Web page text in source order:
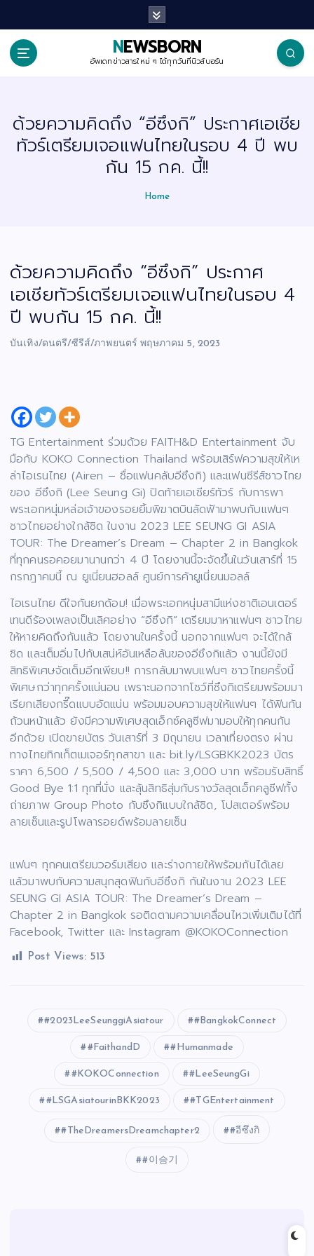
i
NEWSBORN
อัพเดทข่าวสารใหม่ ๆ ได้ทุกวันที่นิวส์บอร์น
ด้วยความคิดถึง “อีซึงกิ” ประกาศเอเชีย
ทัวร์เตรียมเจอแฟนไทยในรอบ 4 ปี พบ
กัน 15 กค. นี้!!
Home
ด้วยความคิดถึง “อีซึงกิ” ประกาศ
เอเชียทัวร์เตรียมเจอแฟนไทยในรอบ 4
ปี พบกัน 15 กค. นี้!!
บันเทิง/ดนตรี/ซีรีส์/ภาพยนตร์ พฤษภาคม 5, 2023
TG Entertainment ร่วมด้วย FAITH&D Entertainment จับ
มือกับ KOKO Connection Thailand พร้อมเสิร์ฟความสุขให้เห
ล่าไอเรนไทย (Airen – ชื่อแฟนคลับอีซึงกิ) และแฟนซีรีส์ชาวไทย
ของ อีซึงกิ (Lee Seung Gi) ปิดท้ายเอเชียร์ทัวร์ กับการพา
พระเอกหนุ่มหล่อเจ้าของรอยยิ้มพิฆาตบินลัดฟ้ามาพบกับแฟนๆ
ชาวไทยอย่างใกล้ชิด ในงาน 2023 LEE SEUNG GI ASIA
TOUR: The Dreamer’s Dream – Chapter 2 in Bangkok
ที่ทุกคนรอคอยมานานกว่า 4 ปี โดยงานนี้จะจัดขึ้นในวันเสาร์ที่ 15
กรกฎาคมนี้ ณ ยูเนี่ยนฮอลล์ ศูนย์การค้ายูเนี่ยนมอลล์
ไอเรนไทย ดีใจกันยกด้อม! เมื่อพระเอกหนุ่มสามีแห่งชาติเอนเตอร์
เทนดีร้องเพลงเป็นเลิศอย่าง “อีซึงกิ” เตรียมมาหาแฟนๆ ชาวไทย
ให้หายคิดถึงกันแล้ว โดยงานในครั้งนี้ นอกจากแฟนๆ จะได้ใกล้
ชิด และเต็มอิ่มไปกับเสน่ห์อันเหลือล้นของอีซึงกิแล้ว งานนี้ยังมี
สิทธิพิเศษจัดเต็มอีกเพียบ!! การกลับมาพบแฟนๆ ชาวไทยครั้งนี้
พิเศษกว่าทุกครั้งแน่นอน เพราะนอกจากโชว์ที่ซึงกิเตรียมพร้อมมา
เรียกเสียงกรี๊ดแบบอัดแน่น พร้อมมอบความสุขให้แฟนๆ ได้ฟินกัน
ถ้วนหน้าแล้ว ยังมีความพิเศษสุดเอ็กซ์คลูซีฟมามอบให้ทุกคนกัน
อีกด้วย เปิดขายบัตร วันเสาร์ที่ 3 มิถุนายน เวลาเที่ยงตรง ผ่าน
ทางไทยทิกเก็ตเมเจอร์ทุกสาขา และ bit.ly/LSGBKK2023 บัตร
ราคา 6,500 / 5,500 / 4,500 และ 3,000 บาท พร้อมรับสิทธิ์
Good Bye 1:1 ทุกที่นั่ง และลุ้นสิทธิสุ่มกับรางวัลสุดเอ็กคลูซีฟทั้ง
ถ่ายภาพ Group Photo กับซึงกิแบบใกล้ชิด, โปสเตอร์พร้อม
ลายเซ็นและรูปโพลารอยด์พร้อมลายเซ็น
แฟนๆ ทุกคนเตรียมวอร์มเสียง และร่างกายให้พร้อมกันได้เลย
แล้วมาพบกับความสนุกสุดฟินกับอีซึงกิ กันในงาน 2023 LEE
SEUNG GI ASIA TOUR: The Dreamer’s Dream –
Chapter 2 in Bangkok รอติดตามความเคลื่อนไหวเพิ่มเติมได้ที่
Facebook, Twitter และ Instagram @KOKOConnection
Post Views: 513
#2023LeeSeunggiAsiatour #BangkokConnect
#FaithandD #Humanmade
#KOKOConnection #LeeSeungGi
#LSGAsiatourinBKK2023 #TGEntertainment
#TheDreamersDreamchapter2 #อีซึงกิ
#이승기